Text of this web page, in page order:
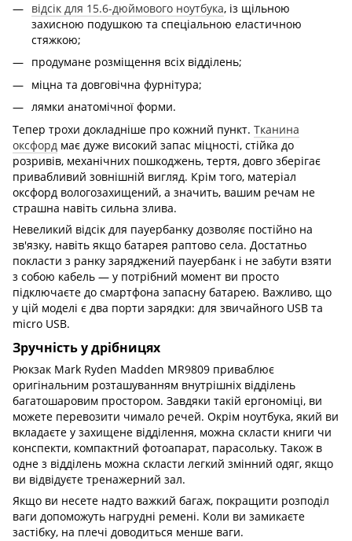
відсік для 15.6-дюймового ноутбука, із щільною
захисною подушкою та спеціальною еластичною
стяжкою;
продумане розміщення всіх відділень;
міцна та довговічна фурнітура;
лямки анатомічної форми.
Тепер трохи докладніше про кожний пункт. Тканина
оксфорд має дуже високий запас міцності, стійка до
розривів, механічних пошкоджень, тертя, довго зберігає
привабливий зовнішній вигляд. Крім того, матеріал
оксфорд вологозахищений, а значить, вашим речам не
страшна навіть сильна злива.
Невеликий відсік для пауербанку дозволяє постійно на
зв'язку, навіть якщо батарея раптово села. Достатньо
покласти з ранку заряджений пауербанк і не забути взяти
з собою кабель — у потрібний момент ви просто
підключаєте до смартфона запасну батарею. Важливо, що
у цій моделі є два порти зарядки: для звичайного USB та
micro USB.
Зручність у дрібницях
Рюкзак Mark Ryden Madden MR9809 приваблює
оригінальним розташуванням внутрішніх відділень
багатошаровим простором. Завдяки такій ергономіці, ви
можете перевозити чимало речей. Окрім ноутбука, який ви
вкладаєте у захищене відділення, можна скласти книги чи
конспекти, компактний фотоапарат, парасольку. Також в
одне з відділень можна скласти легкий змінний одяг, якщо
ви відвідуєте тренажерний зал.
Якщо ви несете надто важкий багаж, покращити розподіл
ваги допоможуть нагрудні ремені. Коли ви замикаєте
застібку, на плечі доводиться менше ваги.